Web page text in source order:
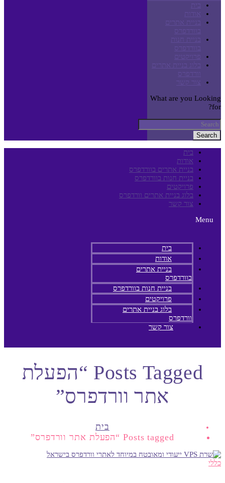
בית
אודות
בניית אתרים
בוורדפרס
בניית חנות
בוורדפרס
פרויקטים
בלוג בניית אתרים
וורדפרס
צור קשר
What are you Looking
for?
Search
בית
אודות
בניית אתרים בוורדפרס
בניית חנות בוורדפרס
פרויקטים
בלוג בניית אתרים וורדפרס
צור קשר
Menu
בית
אודות
בניית אתרים
בוורדפרס
בניית חנות בוורדפרס
פרויקטים
בלוג בניית אתרים
וורדפרס
צור קשר
Posts Tagged “הפעלת
אתר וורדפרס”
בית
Posts tagged “הפעלת אתר וורדפרס”
כללי